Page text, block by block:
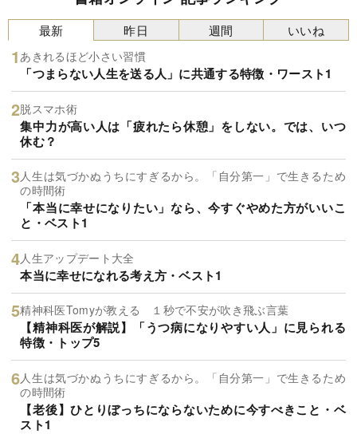
最新
あきれるほど小さい習慣
「つまらない人生を送る人」に共通する特徴・ワースト1
脱スマホ術
集中力が高い人は「疲れたら休憩」をしない。では、いつ
休む？
人生は気づかぬうちにすぎるから。「自分第一」で生きるため
の時間術
「本当に幸せになりたい」なら、今すぐやめた方がいいこ
と・ベスト1
人生アップデート大全
本当に幸せになれる考え方・ベスト1
精神科医Tomyが教える １秒で不安が吹き飛ぶ言葉
【精神科医が解説】「うつ病になりやすい人」に見られる
特徴・トップ5
人生は気づかぬうちにすぎるから。「自分第一」で生きるため
の時間術
【老後】ひとりぼっちにならないために今すべきこと・ベ
スト1
昨日 週間 いいね